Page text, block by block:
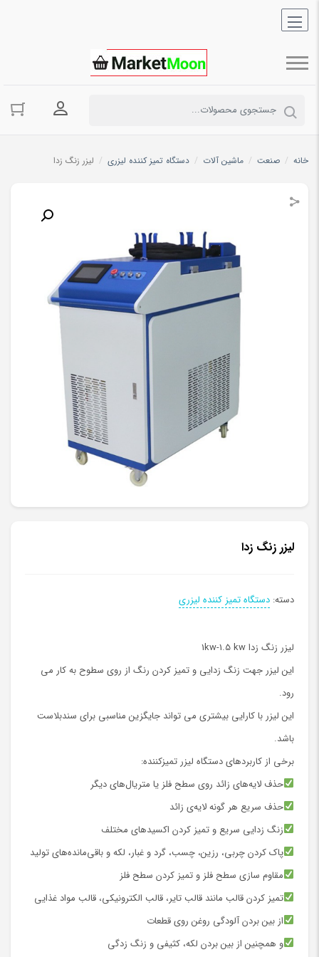
ورود به
خانه / صنعت / ماشین آلات / دستگاه تمیز کننده لیزری / ليزر زنگ زدا
ليزر زنگ زدا
دسته: دستگاه تمیز کننده لیزری
لیزر زنگ زدا 1kw-1.5 kw
این لیزر جهت زنگ زدایی و تمیز کردن رنگ از روی سطوح به کار می
رود.
این لیزر با کارایی بیشتری می تواند جایگزین مناسبی برای سندبلاست
باشد.
برخی از کاربردهای دستگاه لیزر تمیزکننده:
حذف لایه‌های زائد روی سطح فلز یا متریال‌های دیگر
حذف سریع هر گونه لایه‌ی زائد
زنگ زدایی سریع و تمیز کردن اکسیدهای مختلف
پاک کردن چربی، رزین، چسب، گرد و غبار، لکه و باقی‌مانده‌های تولید
مقاوم سازی سطح فلز و تمیز کردن سطح فلز
تمیز کردن قالب مانند قالب تایر، قالب الکترونیکی، قالب مواد غذایی
از بین بردن آلودگی روغن روی قطعات
و همچنین از بین بردن لکه، کثیفی و زنگ زدگی